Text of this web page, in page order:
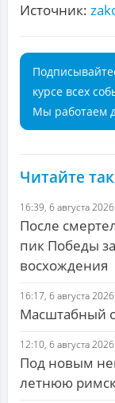
Источник:
курсе всех
Мы работаем
Читайте
16:39, 6 августа 2026
После
пик Победы
восхождения
16:17, 6 августа 2026
Масштабный
12:10, 6 августа 2026
Под новым
летнюю